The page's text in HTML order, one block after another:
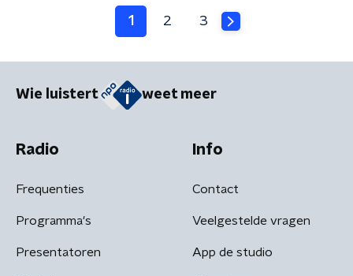
1 2 3
Wie luistert weet meer
Radio
Frequenties
Programma's
Presentatoren
Info
Contact
Veelgestelde vragen
App de studio